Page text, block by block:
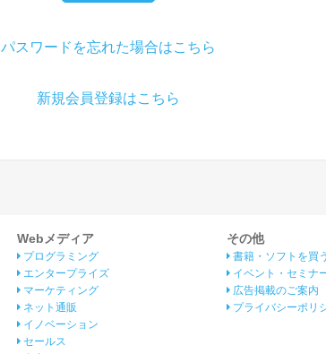
パスワードを忘れた場合はこちら
新規会員登録はこちら
Webメディア
プログラミング
エンタープライズ
マーケティング
ネット通販
イノベーション
セールス
その他
書籍・ソフトを買う
イベント・セミナ
広告掲載のご案内
プライバシーポリ